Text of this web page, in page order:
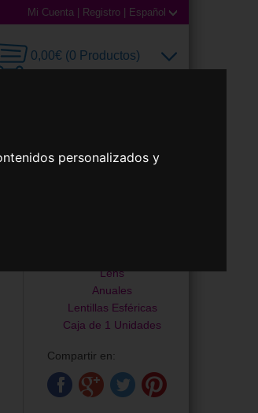
personalizados y
Mi Cuenta Registro Español
0,00€ (0 Productos)
Lens
Anuales
Lentillas Esféricas
Caja de 1 Unidades
Compartir en: